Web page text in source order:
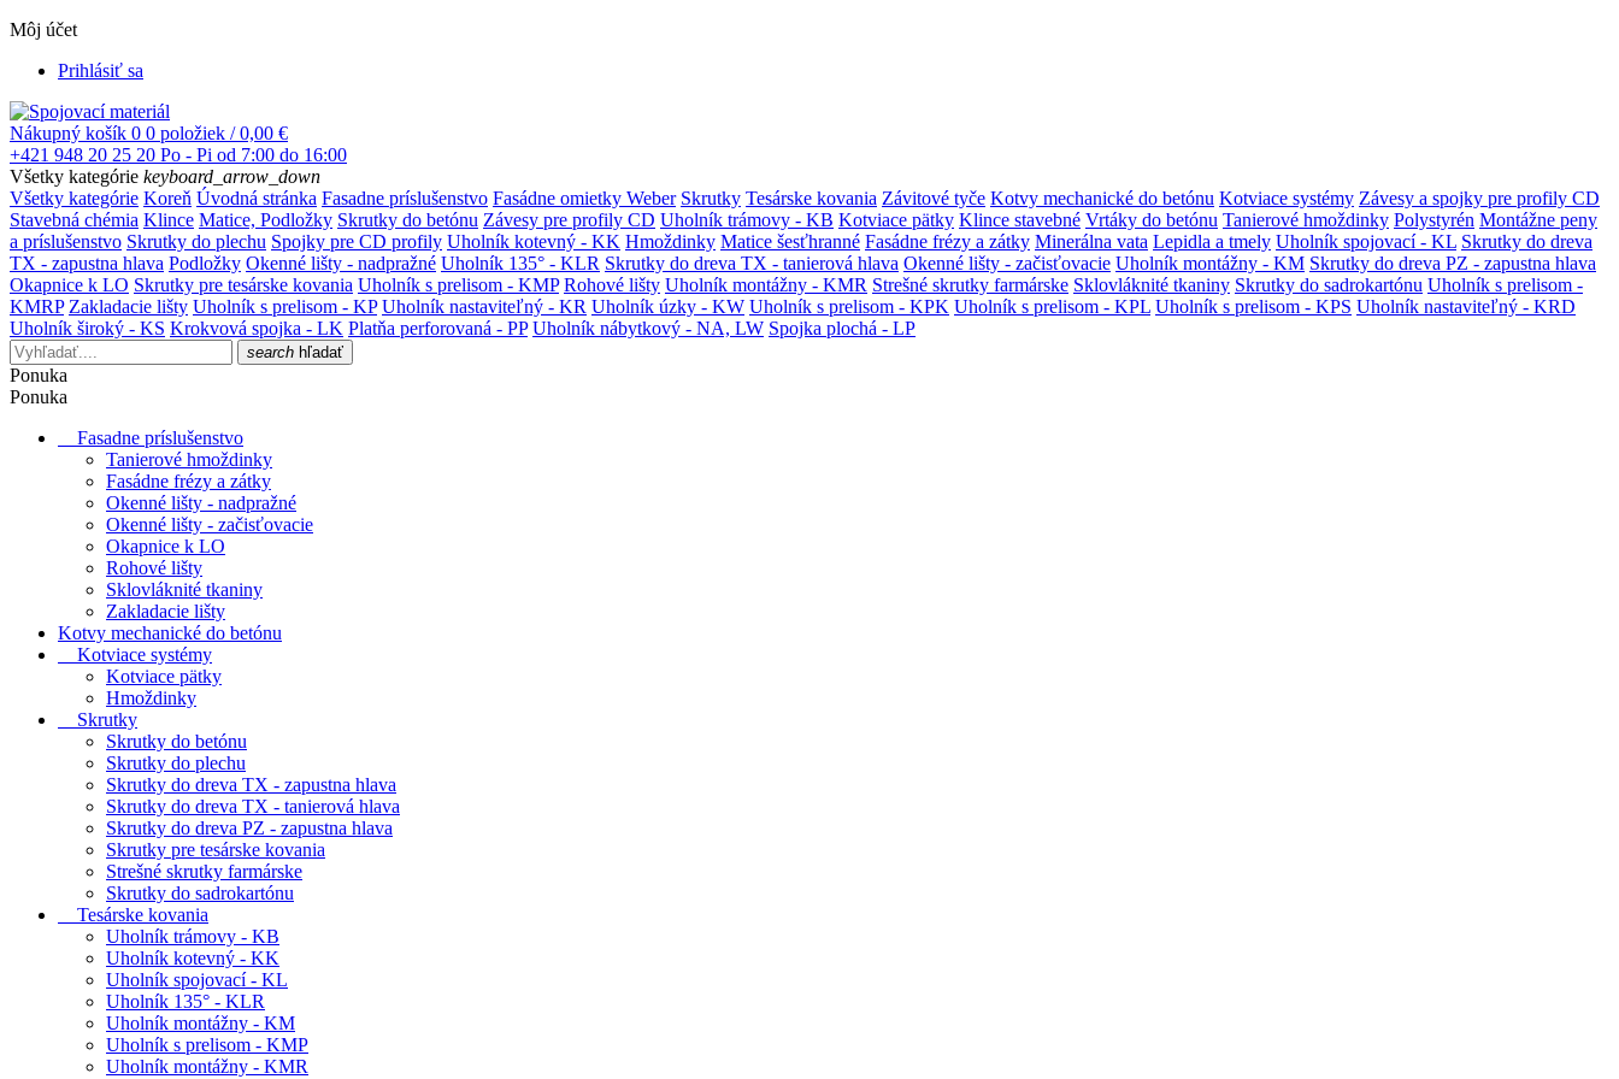
Môj účet
Prihlásiť sa
Nákupný košík 0 0 položiek / 0,00 €
+421 948 20 25 20 Po - Pi od 7:00 do 16:00
Všetky kategórie keyboard_arrow_down
Všetky kategórie Koreň Úvodná stránka Fasadne príslušenstvo Fasádne omietky Weber Skrutky Tesárske kovania Závitové tyče Kotvy mechanické do betónu Kotviace systémy Závesy a spojky pre profily CD
Stavebná chémia Klince Matice, Podložky Skrutky do betónu Závesy pre profily CD Uholník trámovy - KB Kotviace pätky Klince stavebné Vrtáky do betónu Tanierové hmoždinky Polystyrén Montážne peny
a príslušenstvo Skrutky do plechu Spojky pre CD profily Uholník kotevný - KK Hmoždinky Matice šesťhranné Fasádne frézy a zátky Minerálna vata Lepidla a tmely Uholník spojovací - KL Skrutky do dreva
TX - zapustna hlava Podložky Okenné lišty - nadpražné Uholník 135° - KLR Skrutky do dreva TX - tanierová hlava Okenné lišty - začisťovacie Uholník montážny - KM Skrutky do dreva PZ - zapustna hlava
Okapnice k LO Skrutky pre tesárske kovania Uholník s prelisom - KMP Rohové lišty Uholník montážny - KMR Strešné skrutky farmárske Sklovláknité tkaniny Skrutky do sadrokartónu Uholník s prelisom -
KMRP Zakladacie lišty Uholník s prelisom - KP Uholník nastaviteľný - KR Uholník úzky - KW Uholník s prelisom - KPK Uholník s prelisom - KPL Uholník s prelisom - KPS Uholník nastaviteľný - KRD
Uholník široký - KS Krokvová spojka - LK Platňa perforovaná - PP Uholník nábytkový - NA, LW Spojka plochá - LP
search hľadať
Ponuka
Ponuka
Fasadne príslušenstvo
Tanierové hmoždinky
Fasádne frézy a zátky
Okenné lišty - nadpražné
Okenné lišty - začisťovacie
Okapnice k LO
Rohové lišty
Sklovláknité tkaniny
Zakladacie lišty
Kotvy mechanické do betónu
Kotviace systémy
Kotviace pätky
Hmoždinky
Skrutky
Skrutky do betónu
Skrutky do plechu
Skrutky do dreva TX - zapustna hlava
Skrutky do dreva TX - tanierová hlava
Skrutky do dreva PZ - zapustna hlava
Skrutky pre tesárske kovania
Strešné skrutky farmárske
Skrutky do sadrokartónu
Tesárske kovania
Uholník trámovy - KB
Uholník kotevný - KK
Uholník spojovací - KL
Uholník 135° - KLR
Uholník montážny - KM
Uholník s prelisom - KMP
Uholník montážny - KMR